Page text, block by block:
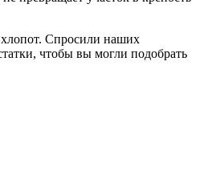
хлопот. Спросили наших
чтобы вы могли подобрать